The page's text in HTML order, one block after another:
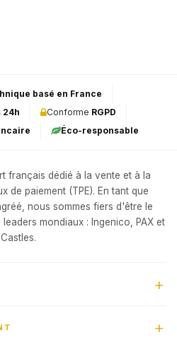
basé en France
24h
Conforme RGPD
Éco-responsable
français dédié à la vente et à la
de paiement (TPE). En tant que
nous sommes fiers d'être le
mondiaux : Ingenico, PAX et
Castles.